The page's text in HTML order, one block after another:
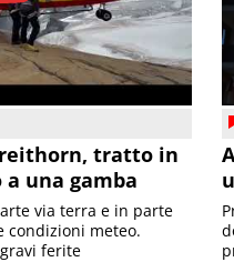
tratto in
una gamba
via terra e in parte
condizioni meteo.
ferite